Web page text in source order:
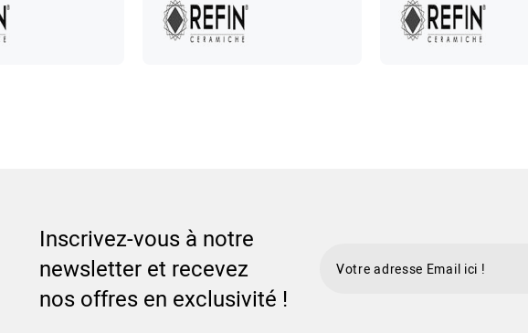
Inscrivez-vous à notre
newsletter et recevez
nos offres en exclusivité !